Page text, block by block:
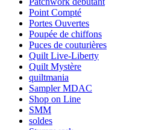
Point Compté
Portes Ouvertes
Poupée de chiffons
Puces de couturières
Quilt Live-Liberty
Quilt Mystère
quiltmania
Sampler MDAC
Shop on Line
SMM
soldes